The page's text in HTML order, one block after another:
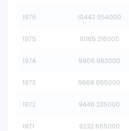
1976 10443.954000
1975 10165.216000
1974 9906.963000
1973 9668.655000
1972 9446.235000
1971 9232.655000